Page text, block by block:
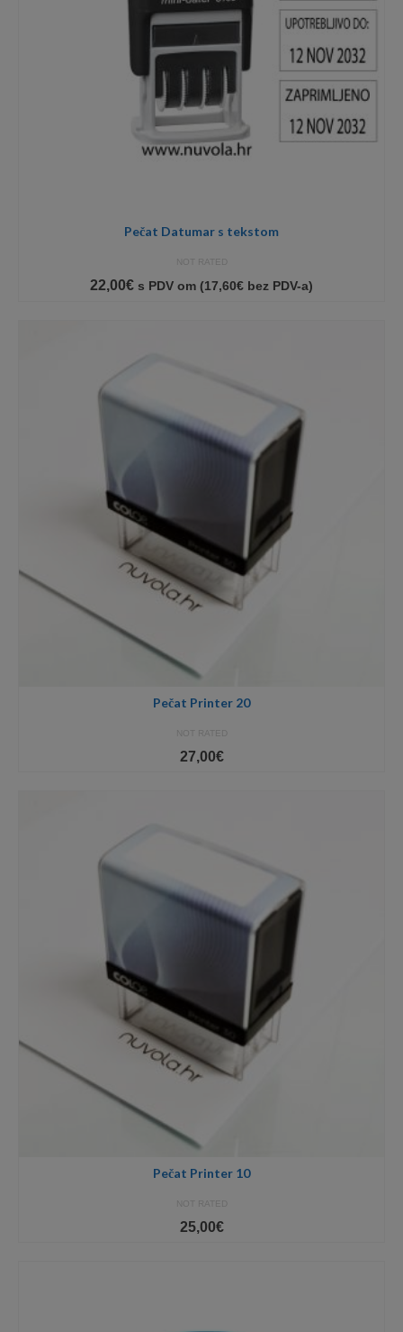
Pečat Datumar s tekstom
NOT RATED
22,00€ s PDV om (17,60€ bez PDV-a)
Pečat Printer 20
NOT RATED
27,00€
Pečat Printer 10
NOT RATED
25,00€